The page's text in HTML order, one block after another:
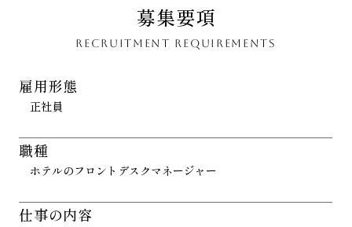
募集要項
RECRUITMENT REQUIREMENTS
雇用形態
正社員
職種
ホテルのフロントデスクマネージャー
仕事の内容